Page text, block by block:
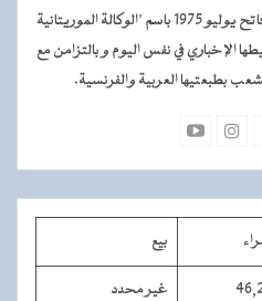
أنشئت الوكالة الموريتانية للأنباء في فاتح يوليو 1975 باسم "الوكالة الموريتانية
الإخباري في نفس اليوم و بالتزامن مع
بطبعتيها العربية والفرنسية.
بيع
غير محدد